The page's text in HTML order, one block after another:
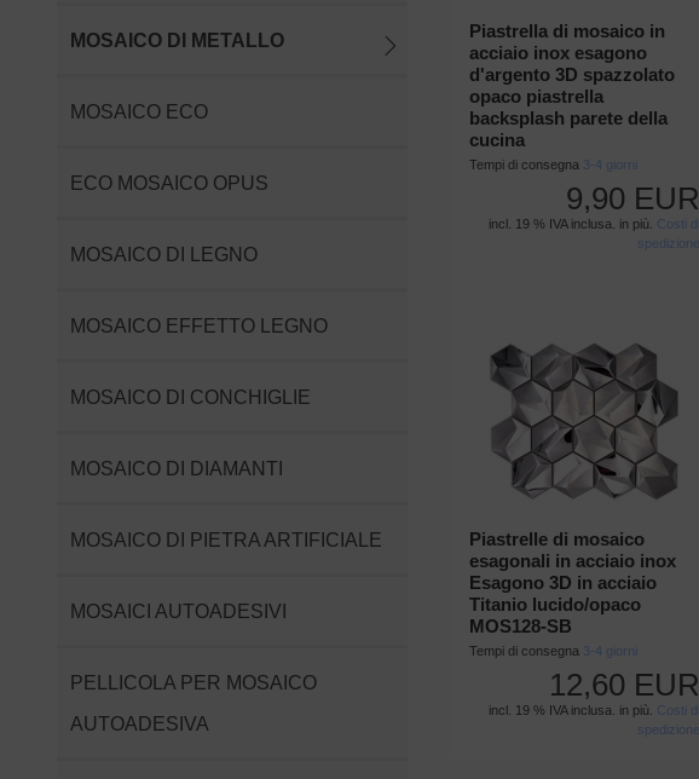
MOSAICO DI METALLO
MOSAICO ECO
ECO MOSAICO OPUS
MOSAICO DI LEGNO
MOSAICO EFFETTO LEGNO
MOSAICO DI CONCHIGLIE
MOSAICO DI DIAMANTI
MOSAICO DI PIETRA ARTIFICIALE
MOSAICI AUTOADESIVI
PELLICOLA PER MOSAICO
AUTOADESIVA
Piastrella di mosaico in
acciaio inox esagono
d'argento 3D spazzolato
opaco piastrella
backsplash parete della
cucina
Tempi di consegna 3-4 giorni
9,90 EUR
incl. 19 % IVA inclusa. in più.
Costi di
spedizione
Piastrelle di mosaico
esagonali in acciaio inox
Esagono 3D in acciaio
Titanio lucido/opaco
MOS128-SB
Tempi di consegna 3-4 giorni
12,60 EUR
incl. 19 % IVA inclusa. in più.
Costi di
spedizione